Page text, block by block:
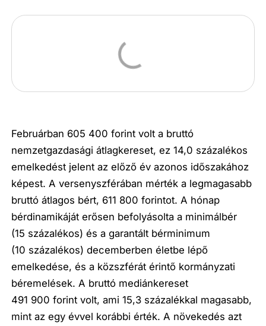
Februárban 605 400 forint volt a bruttó
nemzetgazdasági átlagkereset, ez 14,0 százalékos
emelkedést jelent az előző év azonos időszakához
képest. A versenyszférában mérték a legmagasabb
bruttó átlagos bért, 611 800 forintot. A hónap
bérdinamikáját erősen befolyásolta a minimálbér
(15 százalékos) és a garantált bérminimum
(10 százalékos) decemberben életbe lépő
emelkedése, és a közszférát érintő kormányzati
béremelések. A bruttó mediánkereset
491 900 forint volt, ami 15,3 százalékkal magasabb,
mint az egy évvel korábbi érték. A növekedés azt